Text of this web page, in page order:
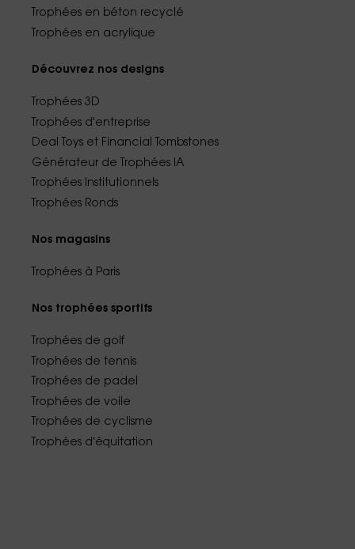
Trophées en béton recyclé
Trophées en acrylique
Découvrez nos designs
Trophées 3D
Trophées d'entreprise
Deal Toys et Financial Tombstones
Générateur de Trophées IA
Trophées Institutionnels
Trophées Ronds
Nos magasins
Trophées à Paris
Nos trophées sportifs
Trophées de golf
Trophées de tennis
Trophées de padel
Trophées de voile
Trophées de cyclisme
Trophées d'équitation